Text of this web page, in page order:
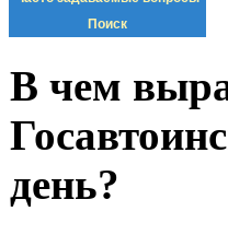
Поиск
В чем
день?